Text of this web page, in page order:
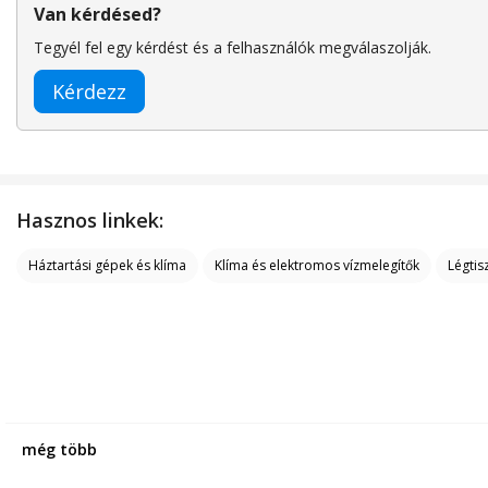
Van kérdésed?
Tegyél fel egy kérdést és a felhasználók megválaszolják.
Kérdezz
Hasznos linkek:
Háztartási gépek és klíma Klíma és elektromos vízmelegítők
még több